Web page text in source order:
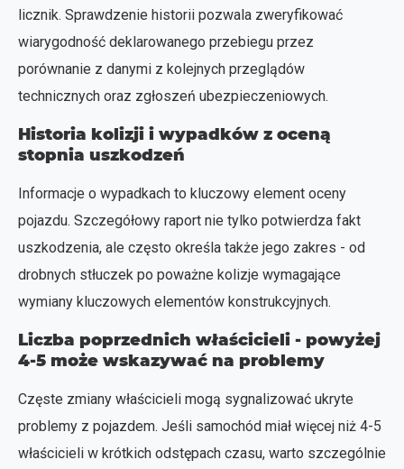
licznik. Sprawdzenie historii pozwala zweryfikować
wiarygodność deklarowanego przebiegu przez
porównanie z danymi z kolejnych przeglądów
technicznych oraz zgłoszeń ubezpieczeniowych.
Historia kolizji i wypadków z oceną
stopnia uszkodzeń
Informacje o wypadkach to kluczowy element oceny
pojazdu. Szczegółowy raport nie tylko potwierdza fakt
uszkodzenia, ale często określa także jego zakres - od
drobnych stłuczek po poważne kolizje wymagające
wymiany kluczowych elementów konstrukcyjnych.
Liczba poprzednich właścicieli - powyżej
4-5 może wskazywać na problemy
Częste zmiany właścicieli mogą sygnalizować ukryte
problemy z pojazdem. Jeśli samochód miał więcej niż 4-5
właścicieli w krótkich odstępach czasu, warto szczególnie